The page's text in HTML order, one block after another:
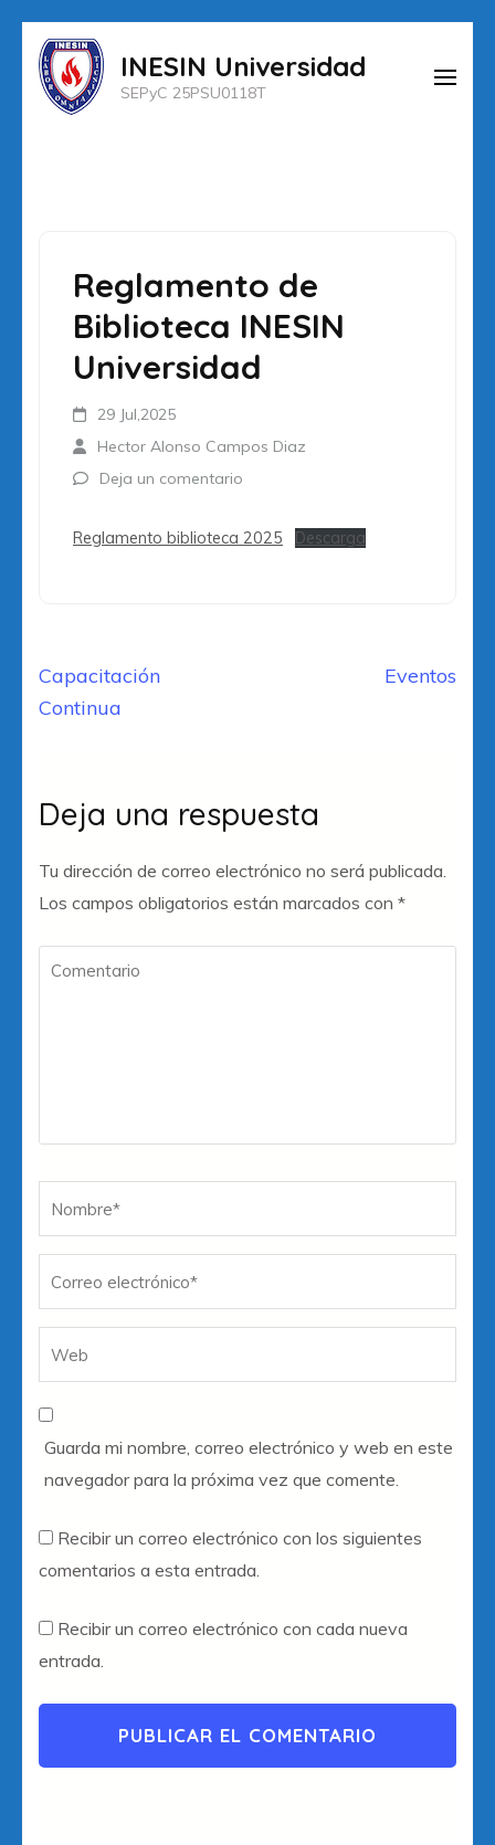
Saltar
contenido
INESIN Universidad
SEPyC 25PSU0118T
Reglamento de
Biblioteca INESIN
Universidad
29 Jul,2025
Hector Alonso Campos Diaz
Deja un comentario
Reglamento biblioteca 2025 Descarga
Navegación
de
Capacitación
Continua
Eventos
Deja una respuesta
Tu dirección de correo electrónico no será publicada.
Los campos obligatorios están marcados con *
Comentario
Guarda mi nombre, correo electrónico y web en este
navegador para la próxima vez que comente.
Recibir un correo electrónico con los siguientes
comentarios a esta entrada.
Recibir un correo electrónico con cada nueva
entrada.